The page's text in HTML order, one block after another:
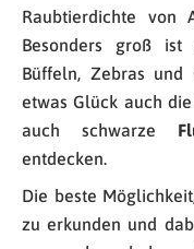
Raubtierdichte von
Besonders groß
Büffeln, Zebras
etwas Glück auch
auch schwarze
entdecken.
Die beste
zu erkunden und